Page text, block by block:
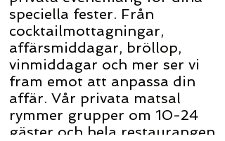
speciella fester. Från
cocktailmottagningar,
affärsmiddagar, bröllop,
vinmiddagar och mer ser vi
fram emot att anpassa din
affär. Vår privata matsal
rymmer grupper om 10-24
gäster och hela restaurangen